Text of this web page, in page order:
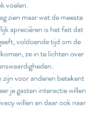
voelen.
zien maar wat de meeste
apreciëren is het feit dat
voldoende tijd om de
ze in te lichten over
voor anderen betekent
je gasten interactie willen
willen en daar ook naar